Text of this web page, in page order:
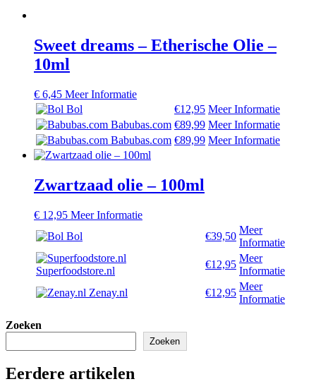
Sweet dreams – Etherische Olie –
10ml
€ 6,45 Meer Informatie
Bol
€12,95 Meer Informatie
Babubas.com €89,99 Meer Informatie
Babubas.com €89,99 Meer Informatie
Zwartzaad olie – 100ml
€ 12,95 Meer Informatie
Bol
€39,50
Meer
Informatie
Superfoodstore.nl
€12,95
Meer
Informatie
Zenay.nl
€12,95
Meer
Informatie
Zoeken
Zoeken
Eerdere artikelen